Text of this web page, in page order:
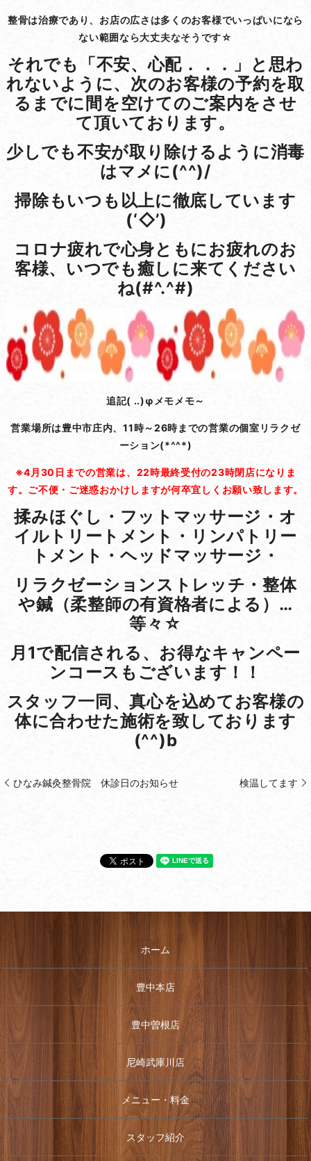
整骨は治療であり、お店の広さは多くのお客様でいっぱいになら
ない範囲なら大丈夫なそうです☆
それでも「不安、心配．．．」と思わ
れないように、次のお客様の予約を取
るまでに間を空けてのご案内をさせ
て頂いております。
少しでも不安が取り除けるように消毒
はマメに(^^)/
掃除もいつも以上に徹底しています
(‘◇’)ゞ
コロナ疲れで心身ともにお疲れのお
客様、いつでも癒しに来てください
ね(#^.^#)
追記( ..)φメモメモ～
営業場所は豊中市庄内、11時～26時までの営業の個室リラクゼ
ーション(*^^*)
※4月30日までの営業は、22時最終受付の23時閉店になりま
す。ご不便・ご迷惑おかけしますが何卒宜しくお願い致します。
揉みほぐし・フットマッサージ・オ
イルトリートメント・リンパトリー
トメント・ヘッドマッサージ・
リラクゼーションストレッチ・整体
や鍼（柔整師の有資格者による）…
等々☆
月1で配信される、お得なキャンペー
ンコースもございます！！
スタッフ一同、真心を込めてお客様の
体に合わせた施術を致しております
(^^)b
ひなみ鍼灸整骨院 休診日のお知らせ 検温してます
ホーム
豊中本店
豊中曽根店
尼崎武庫川店
メニュー・料金
スタッフ紹介